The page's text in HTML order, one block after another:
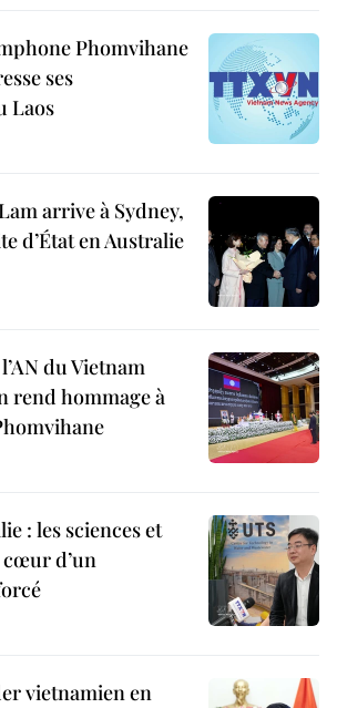
Phomvihane
ses
Laos
arrive à Sydney,
d’État en Australie
du Vietnam
rend hommage à
: les sciences et
d’un
vietnamien en